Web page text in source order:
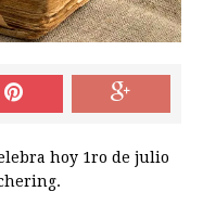
hoy 1ro de julio